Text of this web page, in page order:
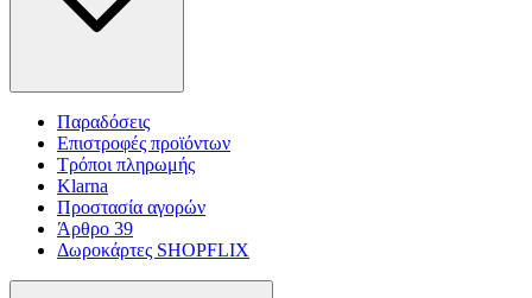
Παραδόσεις
Επιστροφές προϊόντων
Τρόποι πληρωμής
Klarna
Προστασία αγορών
Άρθρο 39
Δωροκάρτες SHOPFLIX